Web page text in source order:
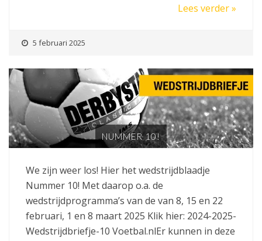
Lees verder »
5 februari 2025
NUMMER 10!
We zijn weer los! Hier het wedstrijdblaadje
Nummer 10! Met daarop o.a. de
wedstrijdprogramma’s van de van 8, 15 en 22
februari, 1 en 8 maart 2025 Klik hier: 2024-2025-
Wedstrijdbriefje-10 Voetbal.nlEr kunnen in deze